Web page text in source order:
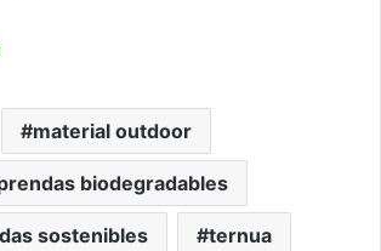
material outdoor
biodegradables
sostenibles ternua